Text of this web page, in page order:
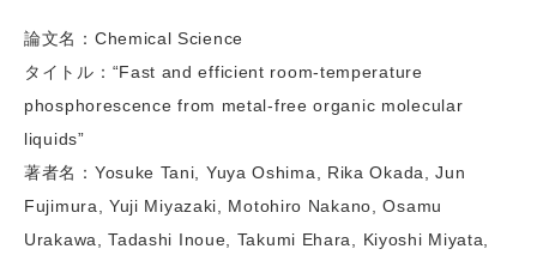
論文名：Chemical Science
タイトル：“Fast and efficient room-temperature
phosphorescence from metal-free organic molecular
liquids”
著者名：Yosuke Tani, Yuya Oshima, Rika Okada, Jun
Fujimura, Yuji Miyazaki, Motohiro Nakano, Osamu
Urakawa, Tadashi Inoue, Takumi Ehara, Kiyoshi Miyata,